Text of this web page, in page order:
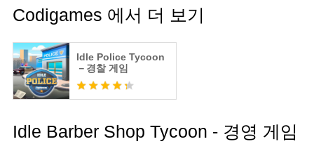
Codigames 에서 더 보기
Idle Police Tycoon
－경찰 게임
Idle Barber Shop Tycoon - 경영 게임